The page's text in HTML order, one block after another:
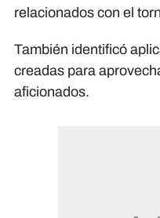
relacionados con el
También identificó
creadas para
aficionados.